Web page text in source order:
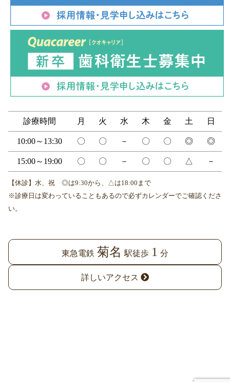
診療時間 月 火 水 木 金 土 日
10:00～13:30 〇 〇 － 〇 〇 ◎ ◎
15:00～19:00 〇 〇 － 〇 〇 △ －
【休診】水、祝 ◎は9:30から、△は18:00まで
※診療日は変わっていることもあるので必ずカレンダーでご確認くださ
い。
東急電鉄 菊名 駅徒歩 1 分
詳しいアクセス